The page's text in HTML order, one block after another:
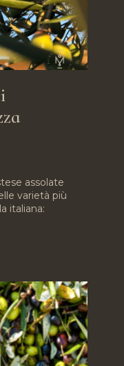
assolate
varietà più
italiana: